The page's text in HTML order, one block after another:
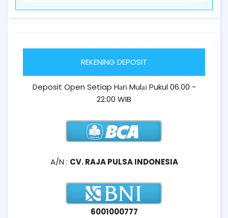
REKENING DEPOSIT
Deposit Open Setiap Hаrі Mulаі Pukul 06.00 -
22.00 WIB
A/N : CV. RAJA PULSA INDONESIA
6001000777